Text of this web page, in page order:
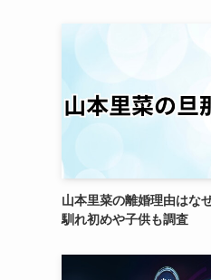
山本里菜の離婚理由はな
馴れ初めや子供も調査